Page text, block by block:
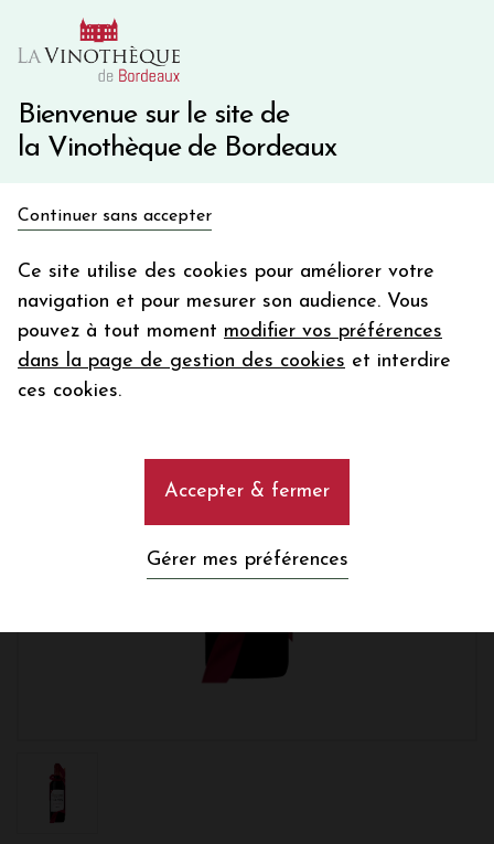
Bienvenue sur le site de
la Vinothèque de Bordeaux
Continuer sans accepter
Ce site utilise des cookies pour améliorer votre
navigation et pour mesurer son audience. Vous
pouvez à tout moment modifier vos préférences
dans la page de gestion des cookies et interdire
ces cookies.
Accepter & fermer
Gérer mes préférences
10€ de remise immédiate sur votre première commande
Une question ?
en bon d'achat
Votre
email
En m’abonnant, j’accepte de recevoir la newsletter de la